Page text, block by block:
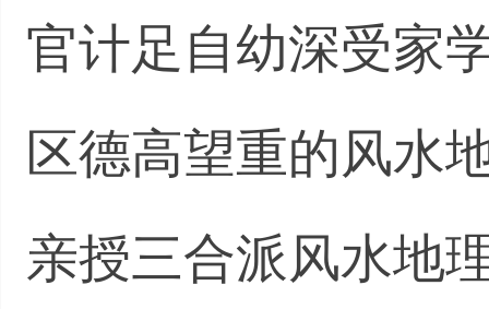
官计足自幼深受家
区德高望重的风水
亲授三合派风水地